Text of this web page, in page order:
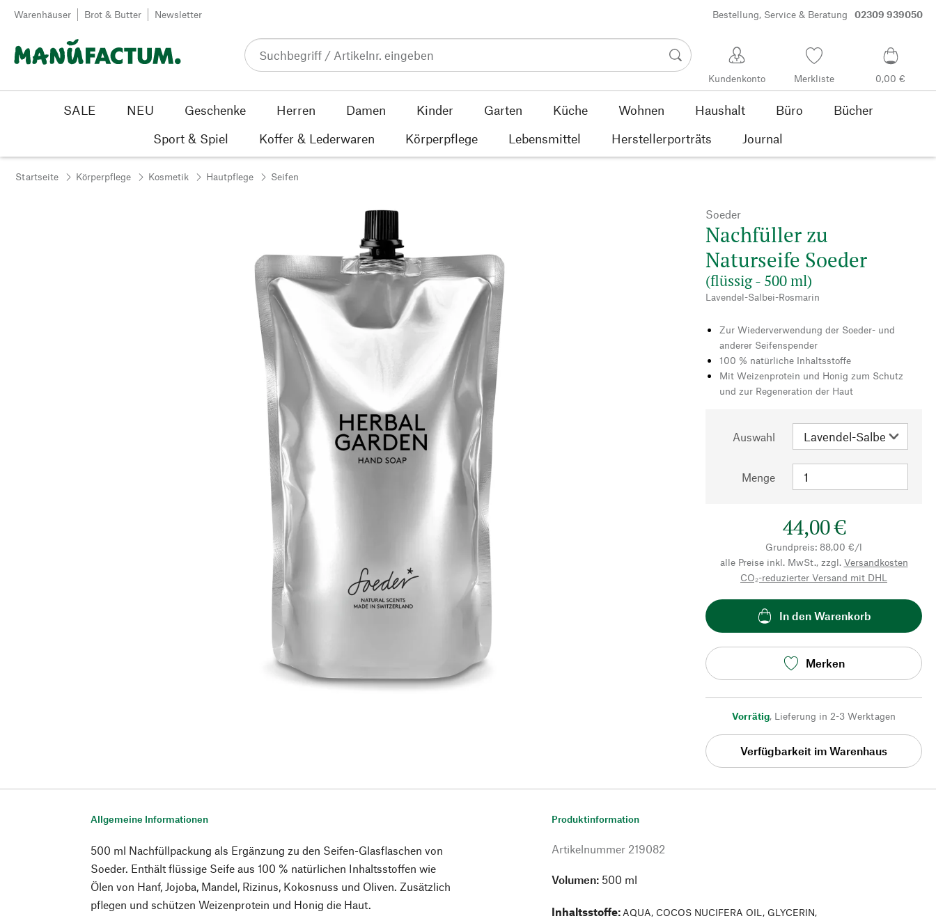
Zum Inhalt springen
Warenhäuser Brot & Butter Newsletter Bestellung, Service & Beratung 02309 939050
Kundenkonto Merkliste 0,00 €
SALE NEU Geschenke Herren Damen Kinder Garten Küche Wohnen Haushalt Büro
Bücher
Sport & Spiel
Koffer & Lederwaren Körperpflege Lebensmittel Herstellerporträts Journal
Startseite Körperpflege Kosmetik Hautpflege Seifen
Soeder
Nachfüller zu
Naturseife Soeder
(flüssig - 500 ml)
Lavendel-Salbei-Rosmarin
Zur Wiederverwendung der Soeder- und
anderer Seifenspender
100 % natürliche Inhaltsstoffe
Mit Weizenprotein und Honig zum Schutz
und zur Regeneration der Haut
Auswahl
Menge
44,00 €
Grundpreis: 88,00 €/l
alle Preise inkl. MwSt., zzgl. Versandkosten
CO₂-reduzierter Versand mit DHL
In den Warenkorb
Merken
Vorrätig, Lieferung in 2-3 Werktagen
Verfügbarkeit im Warenhaus
Allgemeine Informationen
500 ml Nachfüllpackung als Ergänzung zu den Seifen-Glasflaschen von
Soeder. Enthält flüssige Seife aus 100 % natürlichen Inhaltsstoffen wie
Ölen von Hanf, Jojoba, Mandel, Rizinus, Kokosnuss und Oliven. Zusätzlich
pflegen und schützen Weizenprotein und Honig die Haut.
Produktinformation
Artikelnummer 219082
Volumen: 500 ml
Inhaltsstoffe: AQUA, COCOS NUCIFERA OIL, GLYCERIN,